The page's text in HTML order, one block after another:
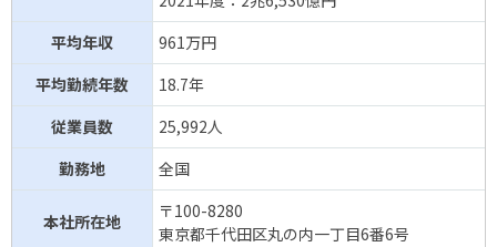
平均年収
961万円
平均勤続年数
18.7年
従業員数
25,992人
勤務地
全国
本社所在地
〒100-8280
東京都千代田区丸の内一丁目6番6号